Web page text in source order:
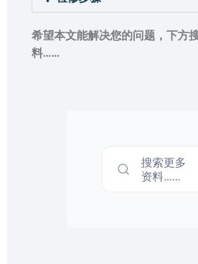
希望本文能解决您的问题，下方
料……
搜索更多
资料......